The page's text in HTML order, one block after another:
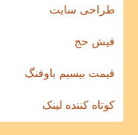
طراحی سایت
فیش حج
قیمت بیسیم باوفنگ
کوتاه کننده لینک